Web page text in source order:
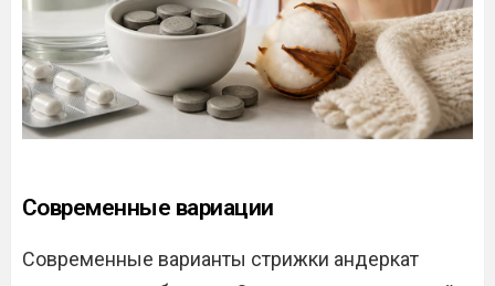
Современные вариации
Современные варианты стрижки андеркат